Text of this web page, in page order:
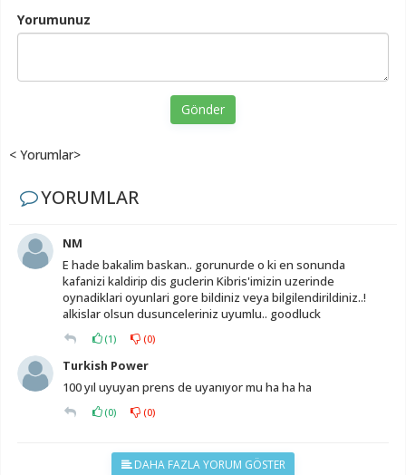
Yorumunuz
Gönder
< Yorumlar>
YORUMLAR
NM
E hade bakalim baskan.. gorunurde o ki en sonunda
kafanizi kaldirip dis guclerin Kibris'imizin uzerinde
oynadiklari oyunlari gore bildiniz veya bilgilendirildiniz..!
alkislar olsun dusunceleriniz uyumlu.. goodluck
(1) (0)
Turkish Power
100 yıl uyuyan prens de uyanıyor mu ha ha ha
(0) (0)
DAHA FAZLA YORUM GÖSTER